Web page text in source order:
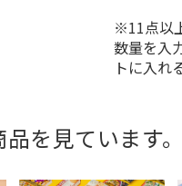
※11点以
数量を入
トに入れ
を見ています。